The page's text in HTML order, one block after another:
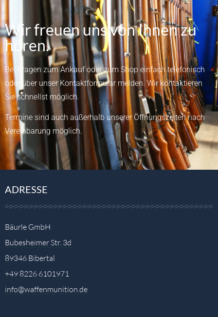
Wir freuen uns von Ihnen zu
hören.
Bei Fragen zum Ankauf oder zum Shop einfach telefonisch
oder über unser Kontaktformularmelden.Wir kontaktieren
Sie schnellst möglich.
Termine sind auch außerhalb unserer Öffnungszeiten nach
Vereinbarung möglich.
ADRESSE
Bäurle GmbH
Bubesheimer Str. 3d
89346 Bibertal
+49 8226 6101971
info@waffenmunition.de